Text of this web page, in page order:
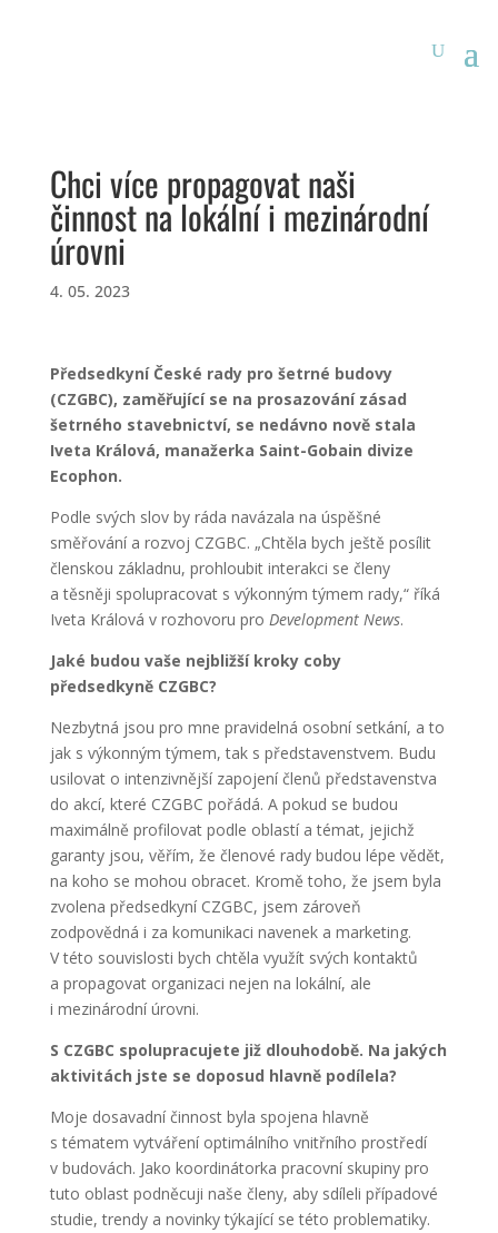
Chci více propagovat naši
činnost na lokální i mezinárodní
úrovni
4. 05. 2023
Předsedkyní České rady pro šetrné budovy
(CZGBC), zaměřující se na prosazování zásad
šetrného stavebnictví, se nedávno nově stala
Iveta Králová, manažerka Saint-Gobain divize
Ecophon.
Podle svých slov by ráda navázala na úspěšné
směřování a rozvoj CZGBC. „Chtěla bych ještě posílit
členskou základnu, prohloubit interakci se členy
a těsněji spolupracovat s výkonným týmem rady,“ říká
Iveta Králová v rozhovoru pro Development News.
Jaké budou vaše nejbližší kroky coby
předsedkyně CZGBC?
Nezbytná jsou pro mne pravidelná osobní setkání, a to
jak s výkonným týmem, tak s představenstvem. Budu
usilovat o intenzivnější zapojení členů představenstva
do akcí, které CZGBC pořádá. A pokud se budou
maximálně profilovat podle oblastí a témat, jejichž
garanty jsou, věřím, že členové rady budou lépe vědět,
na koho se mohou obracet. Kromě toho, že jsem byla
zvolena předsedkyní CZGBC, jsem zároveň
zodpovědná i za komunikaci navenek a marketing.
V této souvislosti bych chtěla využít svých kontaktů
a propagovat organizaci nejen na lokální, ale
i mezinárodní úrovni.
S CZGBC spolupracujete již dlouhodobě. Na jakých
aktivitách jste se doposud hlavně podílela?
Moje dosavadní činnost byla spojena hlavně
s tématem vytváření optimálního vnitřního prostředí
v budovách. Jako koordinátorka pracovní skupiny pro
tuto oblast podněcuji naše členy, aby sdíleli případové
studie, trendy a novinky týkající se této problematiky.